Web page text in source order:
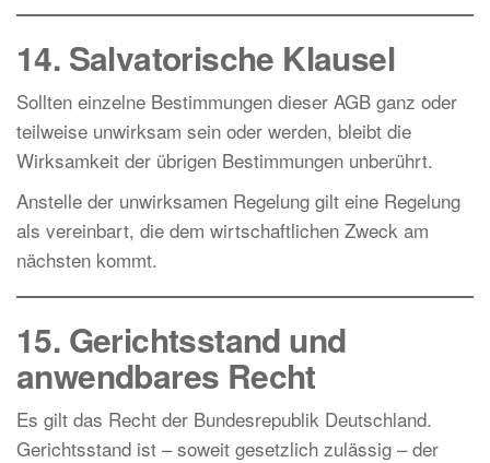
14. Salvatorische Klausel
Sollten einzelne Bestimmungen dieser AGB ganz oder
teilweise unwirksam sein oder werden, bleibt die
Wirksamkeit der übrigen Bestimmungen unberührt.
Anstelle der unwirksamen Regelung gilt eine Regelung
als vereinbart, die dem wirtschaftlichen Zweck am
nächsten kommt.
15. Gerichtsstand und
anwendbares Recht
Es gilt das Recht der Bundesrepublik Deutschland.
Gerichtsstand ist – soweit gesetzlich zulässig – der